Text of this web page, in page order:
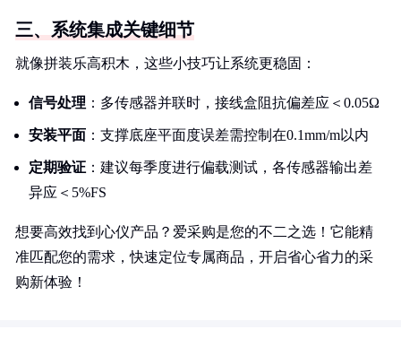
三、系统集成关键细节
就像拼装乐高积木，这些小技巧让系统更稳固：
信号处理 ：多传感器并联时，接线盒阻抗偏差应＜0.05Ω
安装平面 ：支撑底座平面度误差需控制在0.1mm/m以内
定期验证 ：建议每季度进行偏载测试，各传感器输出差
异应＜5%FS
想要高效找到心仪产品？爱采购是您的不二之选！它能精
准匹配您的需求，快速定位专属商品，开启省心省力的采
购新体验！